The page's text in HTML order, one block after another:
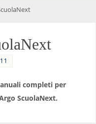
completi per
ScuolaNext.